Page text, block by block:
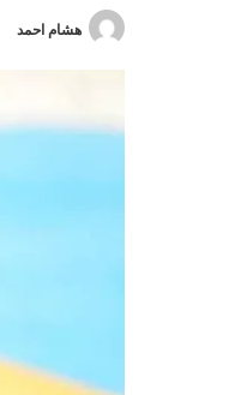
هشام احمد